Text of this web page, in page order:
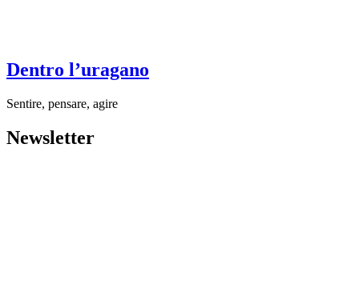
Dentro l’uragano
Sentire, pensare, agire
Newsletter